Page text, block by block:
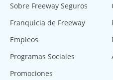
Sobre Freeway Seguros
Franquicia de Freeway
Empleos
Programas Sociales
Promociones